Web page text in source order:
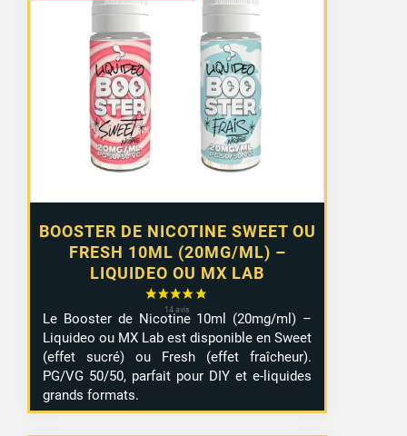
1 avis
BOOSTER DE NICOTINE SWEET OU
FRESH 10ML (20MG/ML) –
LIQUIDEO OU MX LAB
de
prix :
1,29 €
10,99 €
Le Booster de Nicotine 10ml (20mg/ml) –
Liquideo ou MX Lab est disponible en Sweet
(effet sucré) ou Fresh (effet fraîcheur).
PG/VG 50/50, parfait pour DIY et e-liquides
grands formats.